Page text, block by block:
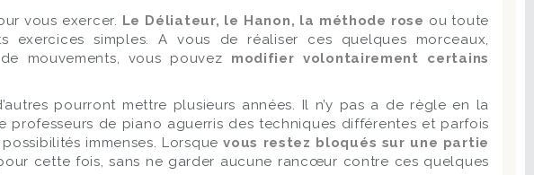
vous exercer. Le Déliateur, le Hanon, la méthode rose ou toute
simples. A vous de réaliser ces quelques morceaux,
mouvements, vous pouvez modifier volontairement certains
pourront mettre plusieurs années. Il n’y pas a de règle en la
professeurs de piano aguerris des techniques différentes et parfois
immenses. Lorsquevous restez bloqués sur une partie
cette fois, sans ne garder aucune rancœur contre ces quelques